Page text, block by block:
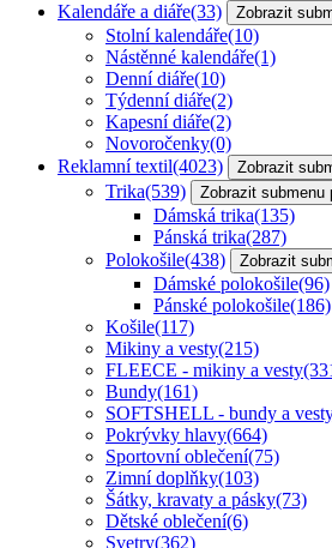
Kalendáře a diáře(33) Zobrazit
Stolní kalendáře(10)
Nástěnné kalendáře(1)
Denní diáře(10)
Týdenní diáře(2)
Kapesní diáře(2)
Novoročenky(0)
Reklamní textil(4023) Zobrazit
Trika(539) Zobrazit submenu
Dámská trika(135)
Pánská trika(287)
Polokošile(438) Zobrazit
Dámské polokošile(96)
Pánské polokošile(186)
Košile(117)
Mikiny a vesty(215)
FLEECE - mikiny a vesty
Bundy(161)
SOFTSHELL - bundy a
Pokrývky hlavy(664)
Sportovní oblečení(75)
Zimní doplňky(103)
Šátky, kravaty a pásky(73)
Dětské oblečení(6)
Svetry(362)